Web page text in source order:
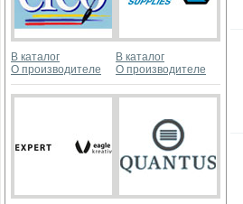
В каталог
О производителе
В каталог
О производителе